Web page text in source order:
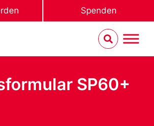
Spenden
SP60+